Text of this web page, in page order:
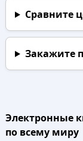
Сравните
Закажите
Электронные
по всему миру